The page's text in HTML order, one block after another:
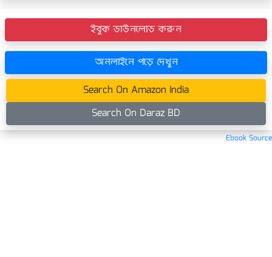
ইবুক ডাউনলোড করুন
অনলাইনে পড়ে দেখুন
Search On Amazon India
Search On Daraz BD
Ebook Source